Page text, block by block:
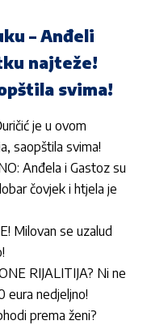
– Anđeli
najteže!
svima!
je u ovom
saopštila svima!
Anđela i Gastoz su
čovjek i htjela je
Milovan se uzalud
RIJALITIJA? Ni ne
eura nedjeljno!
prema ženi?